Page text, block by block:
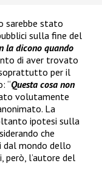
sarebbe stato
sulla fine del
la dicono quando
di aver trovato
per il
“Questa cosa non
volutamente
La
ipotesi sulla
che
mondo dello
però, l’autore del